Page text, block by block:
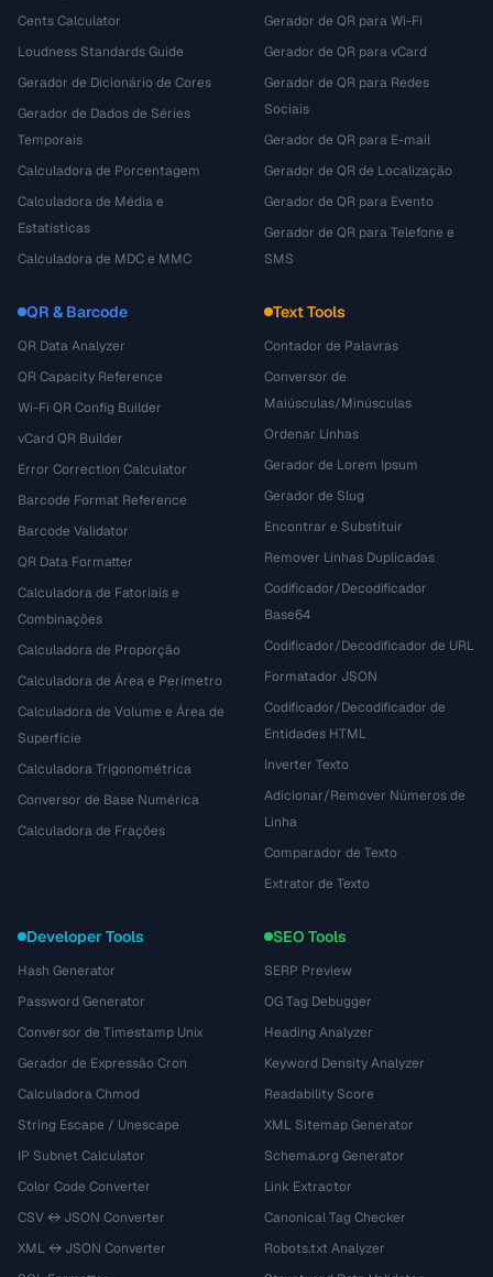
Cents Calculator
Loudness Standards Guide
Gerador de Dicionário de Cores
Gerador de Dados de Séries
Temporais
Calculadora de Porcentagem
Calculadora de Média e
Estatísticas
Calculadora de MDC e MMC
Gerador de QR para Wi-Fi
Gerador de QR para vCard
Gerador de QR para Redes
Sociais
Gerador de QR para E-mail
Gerador de QR de Localização
Gerador de QR para Evento
Gerador de QR para Telefone e
SMS
QR & Barcode
QR Data Analyzer
QR Capacity Reference
Wi-Fi QR Config Builder
vCard QR Builder
Error Correction Calculator
Barcode Format Reference
Barcode Validator
QR Data Formatter
Calculadora de Fatoriais e
Combinações
Calculadora de Proporção
Calculadora de Área e Perímetro
Calculadora de Volume e Área de
Superfície
Calculadora Trigonométrica
Conversor de Base Numérica
Calculadora de Frações
Text Tools
Contador de Palavras
Conversor de
Maiúsculas/Minúsculas
Ordenar Linhas
Gerador de Lorem Ipsum
Gerador de Slug
Encontrar e Substituir
Remover Linhas Duplicadas
Codificador/Decodificador
Base64
Codificador/Decodificador de URL
Formatador JSON
Codificador/Decodificador de
Entidades HTML
Inverter Texto
Adicionar/Remover Números de
Linha
Comparador de Texto
Extrator de Texto
Developer Tools
Hash Generator
Password Generator
Conversor de Timestamp Unix
Gerador de Expressão Cron
Calculadora Chmod
String Escape / Unescape
IP Subnet Calculator
Color Code Converter
CSV ↔ JSON Converter
XML ↔ JSON Converter
SEO Tools
SERP Preview
OG Tag Debugger
Heading Analyzer
Keyword Density Analyzer
Readability Score
XML Sitemap Generator
Schema.org Generator
Link Extractor
Canonical Tag Checker
Robots.txt Analyzer